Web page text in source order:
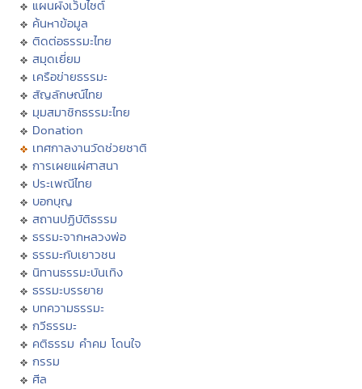
แผนผังเว็บไซต์
ค้นหาข้อมูล
ติดต่อธรรมะไทย
สมุดเยี่ยม
เครือข่ายธรรมะ
สัญลักษณ์ไทย
มุมสมาชิกธรรมะไทย
Donation
เทศกาลงานวัดช่วยชาติ
การเผยแผ่ศาสนา
ประเพณีไทย
บอกบุญ
สถานปฏิบัติธรรม
ธรรมะจากหลวงพ่อ
ธรรมะกับเยาวชน
นิทานธรรมะบันเทิง
ธรรมะบรรยาย
บทความธรรมะ
กวีธรรมะ
คติธรรม คำคม โดนใจ
กรรม
ศีล